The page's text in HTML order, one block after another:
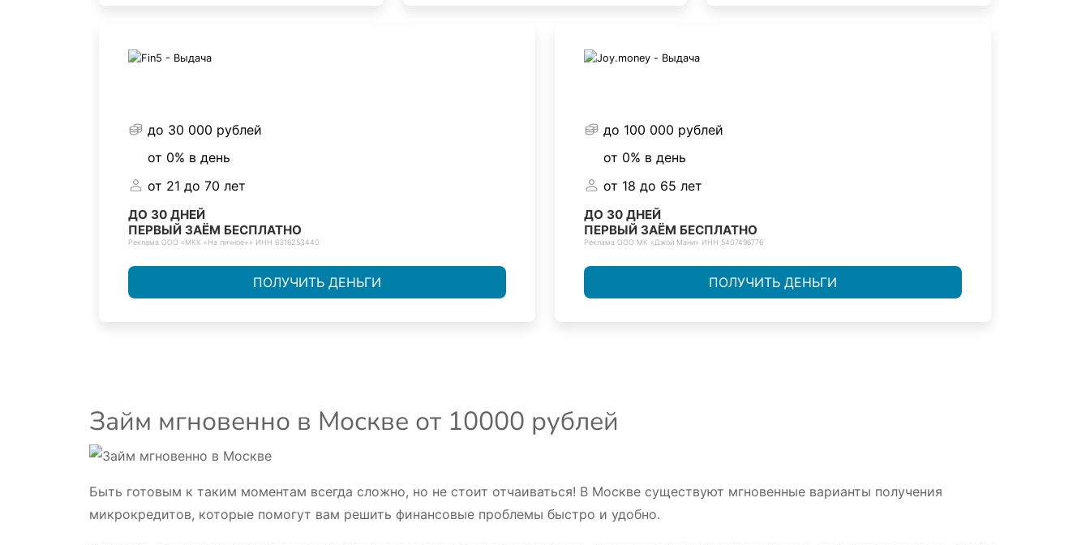
до 30 000 рублей
от 0% в день
от 21 до 70 лет
ДО 30 ДНЕЙ
ПЕРВЫЙ ЗАЁМ БЕСПЛАТНО
Реклама ООО «МКК «На личное+» ИНН 6316253440
ПОЛУЧИТЬ ДЕНЬГИ
до 100 000 рублей
от 0% в день
от 18 до 65 лет
ДО 30 ДНЕЙ
ПЕРВЫЙ ЗАЁМ БЕСПЛАТНО
Реклама ООО МК «Джой Мани» ИНН 5407496776
ПОЛУЧИТЬ ДЕНЬГИ
Займ мгновенно в Москве от 10000 рублей
Быть готовым к таким моментам всегда сложно, но не стоит отчаиваться! В Москве существуют мгновенные варианты получения
микрокредитов, которые помогут вам решить финансовые проблемы быстро и удобно.